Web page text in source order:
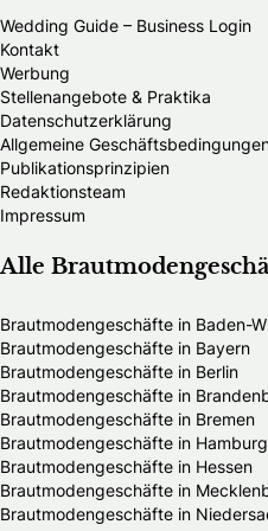
Wedding Guide – Business Login
Kontakt
Werbung
Stellenangebote & Praktika
Datenschutzerklärung
Allgemeine
Publikationsprinzipien
Redaktionsteam
Impressum
Alle
Brautmodengeschäfte in Baden-
Brautmodengeschäfte in Bayern
Brautmodengeschäfte in Berlin
Brautmodengeschäfte in
Brautmodengeschäfte in Bremen
Brautmodengeschäfte in Hamburg
Brautmodengeschäfte in Hessen
Brautmodengeschäfte in
Brautmodengeschäfte in